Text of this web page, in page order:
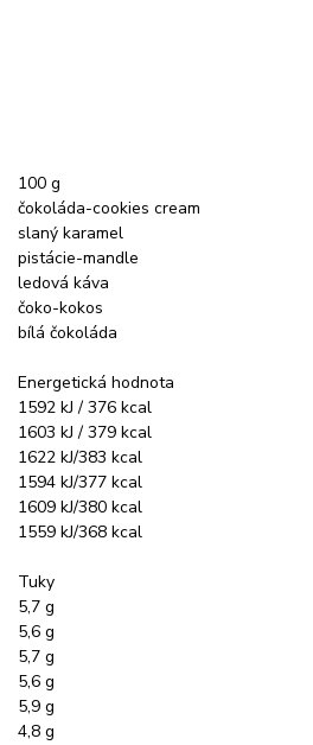
100 g
čokoláda-cookies cream
slaný karamel
pistácie-mandle
ledová káva
čoko-kokos
bílá čokoláda
Energetická hodnota
1592 kJ / 376 kcal
1603 kJ / 379 kcal
1622 kJ/383 kcal
1594 kJ/377 kcal
1609 kJ/380 kcal
1559 kJ/368 kcal
Tuky
5,7 g
5,6 g
5,7 g
5,6 g
5,9 g
4,8 g